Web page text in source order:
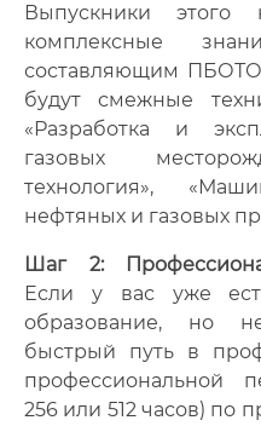
Выпускники этого
комплексные
составляющим
будут смежные
«Разработка и
газовых
технология»,
нефтяных и газовых
Шаг 2:
Если у вас уже
образование, но
быстрый путь в
профессиональной
256 или 512 часов) по